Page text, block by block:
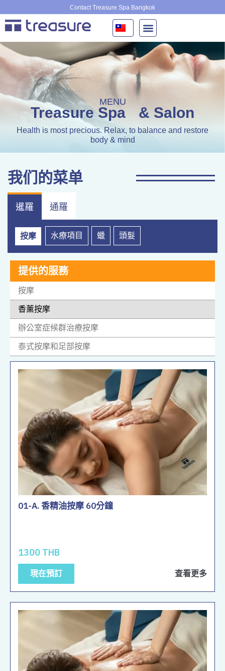
至
主
內
容
Contact Treasure Spa Bangkok
MENU
Treasure Spa & Salon
Health is most precious. Relax, to balance and restore
body & mind
我们的菜单
暹羅 通羅
按摩 水療項目 蠟 頭髮
提供的服務
按摩
香薰按摩
辦公室症候群治療按摩
泰式按摩和足部按摩
01-A. 香精油按摩 60分鐘
1300 THB
現在預訂 查看更多